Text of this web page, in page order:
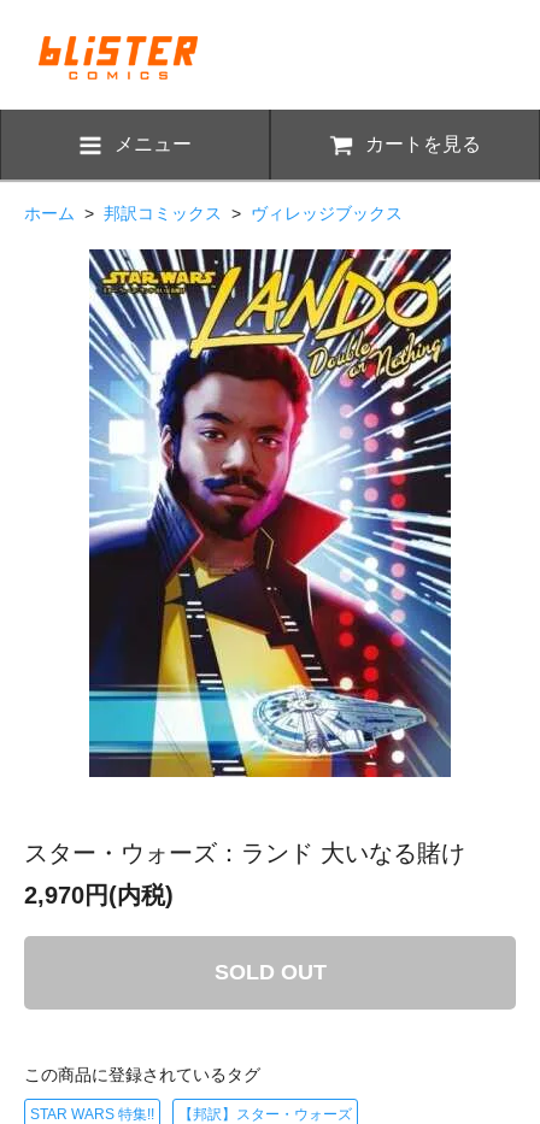
メニュー カートを見る
ホーム > 邦訳コミックス > ヴィレッジブックス
スター・ウォーズ：ランド 大いなる賭け
2,970円(内税)
SOLD OUT
この商品に登録されているタグ
STAR WARS 特集!! 【邦訳】スター・ウォーズ